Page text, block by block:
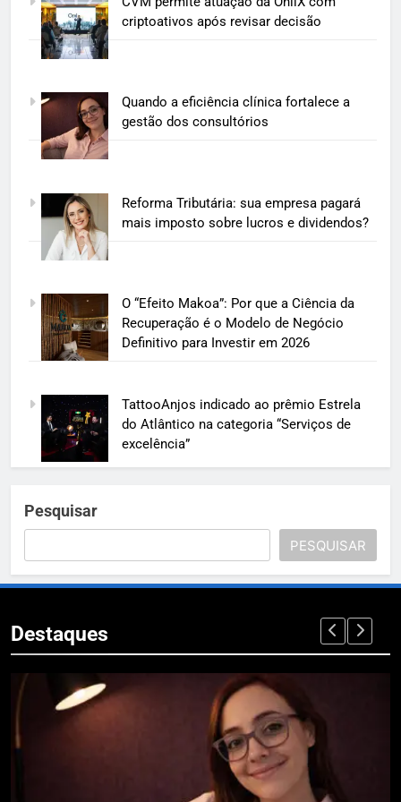
criptoativos após revisar decisão
Quando a eficiência clínica fortalece a
gestão dos consultórios
Reforma Tributária: sua empresa pagará
mais imposto sobre lucros e dividendos?
O “Efeito Makoa”: Por que a Ciência da
Recuperação é o Modelo de Negócio
Definitivo para Investir em 2026
TattooAnjos indicado ao prêmio Estrela
do Atlântico na categoria “Serviços de
excelência”
Pesquisar
PESQUISAR
Destaques